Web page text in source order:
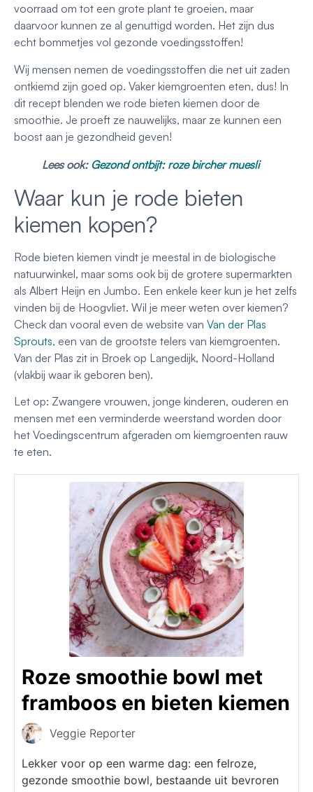
voorraad om tot een grote plant te groeien, maar
daarvoor kunnen ze al genuttigd worden. Het zijn dus
echt bommetjes vol gezonde voedingsstoffen!
Wij mensen nemen de voedingsstoffen die net uit zaden
ontkiemd zijn goed op. Vaker kiemgroenten eten, dus! In
dit recept blenden we rode bieten kiemen door de
smoothie. Je proeft ze nauwelijks, maar ze kunnen een
boost aan je gezondheid geven!
Lees ook: Gezond ontbijt: roze bircher muesli
Waar kun je rode bieten
kiemen kopen?
Rode bieten kiemen vindt je meestal in de biologische
natuurwinkel, maar soms ook bij de grotere supermarkten
als Albert Heijn en Jumbo. Een enkele keer kun je het zelfs
vinden bij de Hoogvliet. Wil je meer weten over kiemen?
Check dan vooral even de website van Van der Plas
Sprouts, een van de grootste telers van kiemgroenten.
Van der Plas zit in Broek op Langedijk, Noord-Holland
(vlakbij waar ik geboren ben).
Let op: Zwangere vrouwen, jonge kinderen, ouderen en
mensen met een verminderde weerstand worden door
het Voedingscentrum afgeraden om kiemgroenten rauw
te eten.
Roze smoothie bowl met
framboos en bieten kiemen
Veggie Reporter
Lekker voor op een warme dag: een felroze,
gezonde smoothie bowl, bestaande uit bevroren